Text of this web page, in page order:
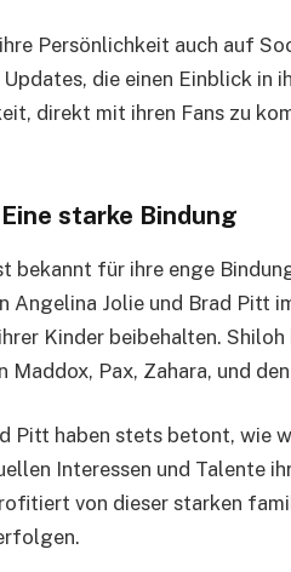
Persönlichkeit auch auf
die einen Einblick in
direkt mit ihren Fans zu
starke Bindung
bekannt für ihre enge
Angelina Jolie und Brad Pitt
Kinder beibehalten.
Maddox, Pax, Zahara, und
Pitt haben stets betont, wie
Interessen und Talente
von dieser starken